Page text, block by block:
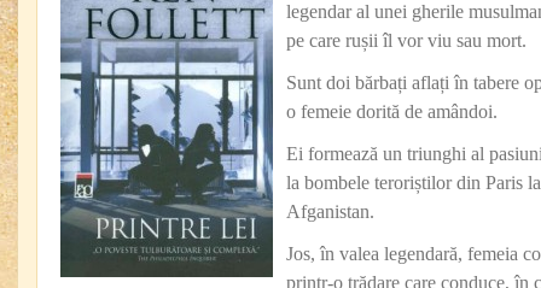
legendar al unei gherile
pe care rușii îl vor viu sau mort.
Sunt doi bărbați aflați în tabere
o femeie dorită de amândoi.
Ei formează un triunghi al
la bombele teroriștilor din Paris
Afganistan.
Jos, în valea legendară, femeia
printr-o trădare care conduce, în